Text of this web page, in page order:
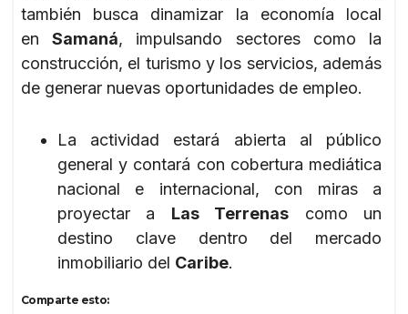
también busca dinamizar la economía local
enSamaná, impulsando sectores como la
construcción, el turismo y los servicios, además
de generar nuevas oportunidades de empleo.
La actividad estará abierta al público
general y contará con cobertura mediática
nacional e internacional, con miras a
proyectar a Las Terrenas como un
destino clave dentro del mercado
inmobiliario del Caribe.
Comparte esto: